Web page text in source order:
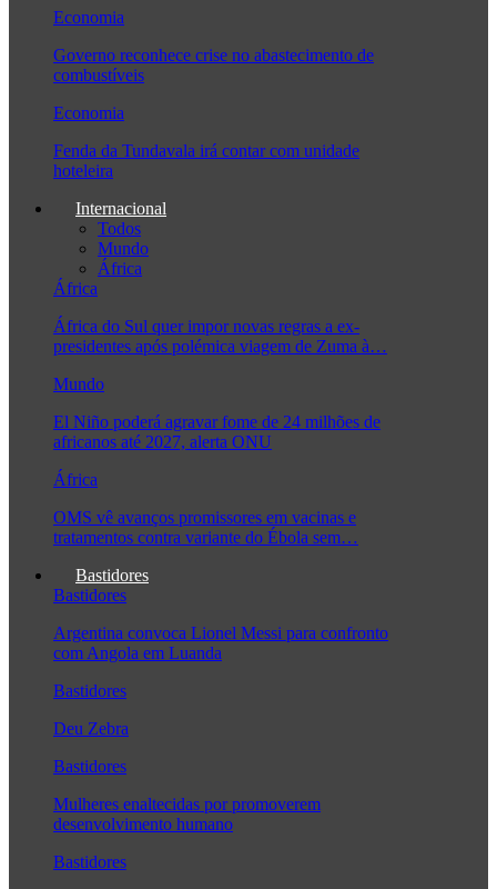
Economia
Governo reconhece crise no abastecimento de
combustíveis
Economia
Fenda da Tundavala irá contar com unidade
hoteleira
Internacional
Todos
Mundo
África
África
África do Sul quer impor novas regras a ex-
presidentes após polémica viagem de Zuma à…
Mundo
El Niño poderá agravar fome de 24 milhões de
africanos até 2027, alerta ONU
África
OMS vê avanços promissores em vacinas e
tratamentos contra variante do Ébola sem…
Bastidores
Bastidores
Argentina convoca Lionel Messi para confronto
com Angola em Luanda
Bastidores
Deu Zebra
Bastidores
Mulheres enaltecidas por promoverem
desenvolvimento humano
Bastidores